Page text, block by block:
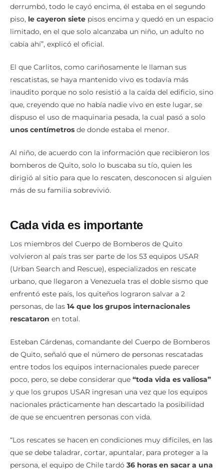
derrumbó, todo le cayó encima, él estaba en el segundo
piso, le cayeron siete pisos encima y quedó en un espacio
limitado, en el que solo alcanzaba un niño, un adulto no
cabía ahí”, explicó el oficial.
El que Carlitos, como cariñosamente le llaman sus
rescatistas, se haya mantenido vivo es todavía más
inaudito porque no solo resistió a la caída del edificio, sino
que, creyendo que no había nadie vivo en este lugar, se
dispuso el uso de maquinaria pesada, la cual pasó a solo
unos centímetros de donde estaba el menor.
Al niño, de acuerdo con la información que recibieron los
bomberos de Quito, solo lo buscaba su tío, quien les
dirigió al sitio para que lo rescaten, desconocen si alguien
más de su familia sobrevivió.
Cada vida es importante
Los miembros del Cuerpo de Bomberos de Quito
volvieron al país tras ser parte de los 53 equipos USAR
(Urban Search and Rescue), especializados en rescate
urbano, que llegaron a Venezuela tras el doble sismo que
enfrentó este país, los quiteños lograron salvar a 2
personas, de las 14 que los grupos internacionales
rescataron en total.
Esteban Cárdenas, comandante del Cuerpo de Bomberos
de Quito, señaló que el número de personas rescatadas
entre todos los equipos internacionales puede parecer
poco, pero, se debe considerar que “toda vida es valiosa”
y que los grupos USAR ingresan una vez que los equipos
nacionales prácticamente han descartado la posibilidad
de que se encuentren personas con vida.
“Los rescates se hacen en condiciones muy difíciles, en las
que se debe taladrar, cortar, apuntalar, para proteger a la
persona, el equipo de Chile tardó 36 horas en sacar a una